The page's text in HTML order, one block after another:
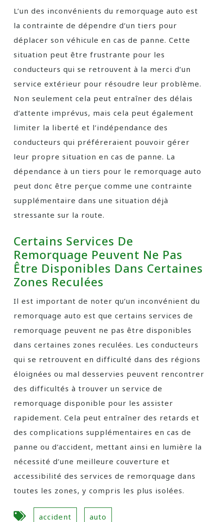
L’un des inconvénients du remorquage auto est
la contrainte de dépendre d’un tiers pour
déplacer son véhicule en cas de panne. Cette
situation peut être frustrante pour les
conducteurs qui se retrouvent à la merci d’un
service extérieur pour résoudre leur problème.
Non seulement cela peut entraîner des délais
d’attente imprévus, mais cela peut également
limiter la liberté et l’indépendance des
conducteurs qui préféreraient pouvoir gérer
leur propre situation en cas de panne. La
dépendance à un tiers pour le remorquage auto
peut donc être perçue comme une contrainte
supplémentaire dans une situation déjà
stressante sur la route.
Certains Services De
Remorquage Peuvent Ne Pas
Être Disponibles Dans Certaines
Zones Reculées
Il est important de noter qu’un inconvénient du
remorquage auto est que certains services de
remorquage peuvent ne pas être disponibles
dans certaines zones reculées. Les conducteurs
qui se retrouvent en difficulté dans des régions
éloignées ou mal desservies peuvent rencontrer
des difficultés à trouver un service de
remorquage disponible pour les assister
rapidement. Cela peut entraîner des retards et
des complications supplémentaires en cas de
panne ou d’accident, mettant ainsi en lumière la
nécessité d’une meilleure couverture et
accessibilité des services de remorquage dans
toutes les zones, y compris les plus isolées.
accident auto